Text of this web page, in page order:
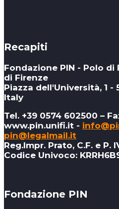
Recapiti
Fondazione PIN - Polo di
di Firenze
Piazza dell'Università, 1 -
Italy
Tel. +39 0574 602500 –
www.pin.unifi.it -
pin@legalmail.it
Reg.Impr. Prato, C.F. e P.
Codice Univoco:
Fondazione PIN